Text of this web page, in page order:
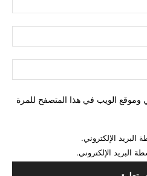
وموقع الويب في هذا المتصفح للمرة
البريد الإلكتروني.
البريد الإلكتروني.